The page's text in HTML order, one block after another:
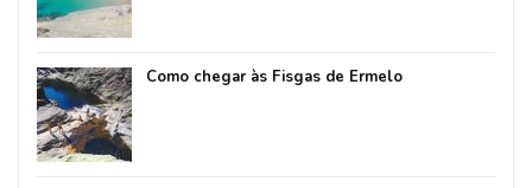
Como chegar às Fisgas de Ermelo